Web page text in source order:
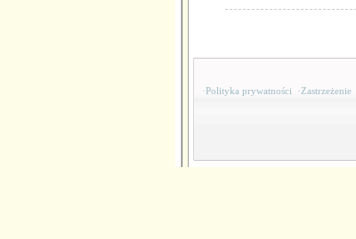
·Polityka prywatności ·Zastrzeżenie